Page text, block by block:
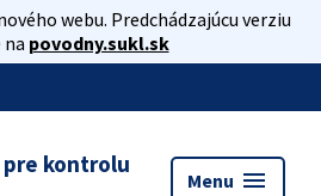
webu. Predchádzajúcu verziu
povodny.sukl.sk
kontrolu
Menu menu